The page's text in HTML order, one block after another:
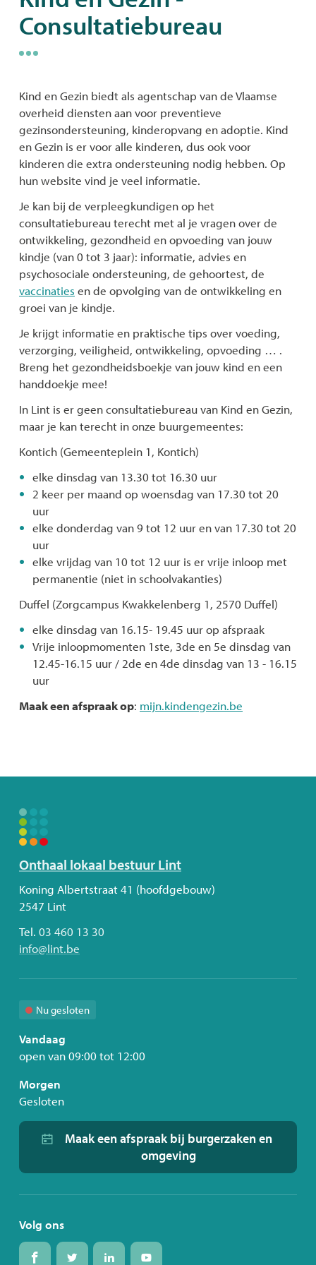
Consultatiebureau
Kind en Gezin biedt als agentschap van de Vlaamse
overheid diensten aan voor preventieve
gezinsondersteuning, kinderopvang en adoptie. Kind
en Gezin is er voor alle kinderen, dus ook voor
kinderen die extra ondersteuning nodig hebben. Op
hun website vind je veel informatie.
Je kan bij de verpleegkundigen op het
consultatiebureau terecht met al je vragen over de
ontwikkeling, gezondheid en opvoeding van jouw
kindje (van 0 tot 3 jaar): informatie, advies en
psychosociale ondersteuning, de gehoortest, de
vaccinaties en de opvolging van de ontwikkeling en
groei van je kindje.
Je krijgt informatie en praktische tips over voeding,
verzorging, veiligheid, ontwikkeling, opvoeding … .
Breng het gezondheidsboekje van jouw kind en een
handdoekje mee!
In Lint is er geen consultatiebureau van Kind en Gezin,
maar je kan terecht in onze buurgemeentes:
Kontich (Gemeenteplein 1, Kontich)
elke dinsdag van 13.30 tot 16.30 uur
2 keer per maand op woensdag van 17.30 tot 20
uur
elke donderdag van 9 tot 12 uur en van 17.30 tot 20
uur
elke vrijdag van 10 tot 12 uur is er vrije inloop met
permanentie (niet in schoolvakanties)
Duffel (Zorgcampus Kwakkelenberg 1, 2570 Duffel)
elke dinsdag van 16.15- 19.45 uur op afspraak
Vrije inloopmomenten 1ste, 3de en 5e dinsdag van
12.45-16.15 uur / 2de en 4de dinsdag van 13 - 16.15
uur
Maak een afspraak op: mijn.kindengezin.be
Volg
ons
Onthaal lokaal bestuur Lint
Adres
Koning Albertstraat 41 (hoofdgebouw)
2547 Lint
Tel. 03 460 13 30
E-
info@lint.be
Nu gesloten
Vandaag
open van09:00 tot 12:00
Morgen
Gesloten
Maak een afspraak bij burgerzaken en
omgeving
Volg ons
Volg
Volg
Volg
Volg